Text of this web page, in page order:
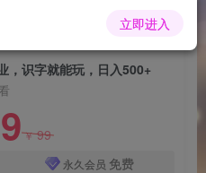
52
，识字就能玩，日入500+
￥99
永久会员 免费
立即进入